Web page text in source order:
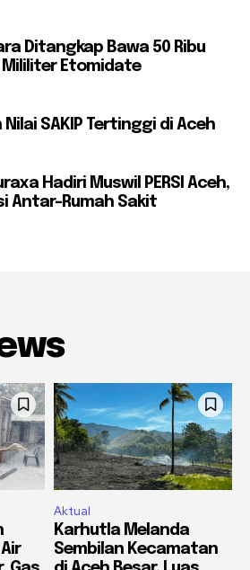
Ditangkap Bawa 50 Ribu
Mililiter Etomidate
Nilai SAKIP Tertinggi di Aceh
Hadiri Muswil PERSI Aceh,
Antar-Rumah Sakit
Aktual
Karhutla Melanda
Sembilan Kecamatan